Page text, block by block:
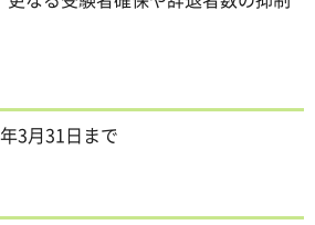
3月31日まで